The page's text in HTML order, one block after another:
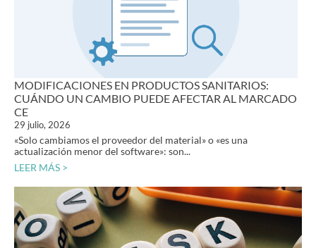
MODIFICACIONES EN PRODUCTOS SANITARIOS:
CUÁNDO UN CAMBIO PUEDE AFECTAR AL MARCADO
CE
29 julio, 2026
«Solo cambiamos el proveedor del material» o «es una
actualización menor del software»: son...
LEER MÁS >